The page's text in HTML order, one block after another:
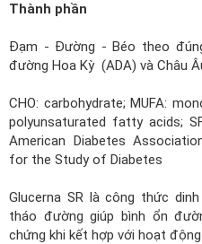
Thành phần
Đạm - Đường - Béo theo
đường Hoa Kỳ (ADA) và Châu
CHO: carbohydrate; MUFA:
polyunsaturated fatty acids;
American Diabetes
for the Study of Diabetes
Glucerna SR là công thức
tháo đường giúp bình ổn
chứng khi kết hợp với hoạt